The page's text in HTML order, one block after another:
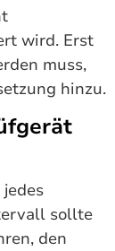
wird. Erst
muss,
hinzu.
sollte
den